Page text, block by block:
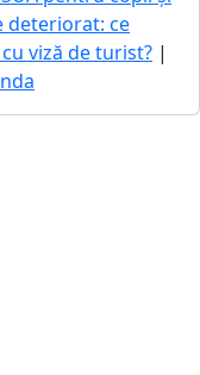
deteriorat: ce
viză de turist? |